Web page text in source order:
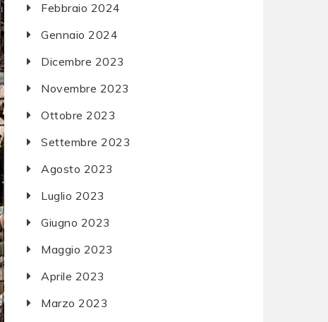
Febbraio 2024
Gennaio 2024
Dicembre 2023
Novembre 2023
Ottobre 2023
Settembre 2023
Agosto 2023
Luglio 2023
Giugno 2023
Maggio 2023
Aprile 2023
Marzo 2023